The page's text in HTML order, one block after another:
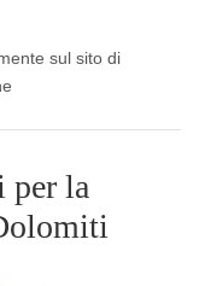
sul sito di
per la